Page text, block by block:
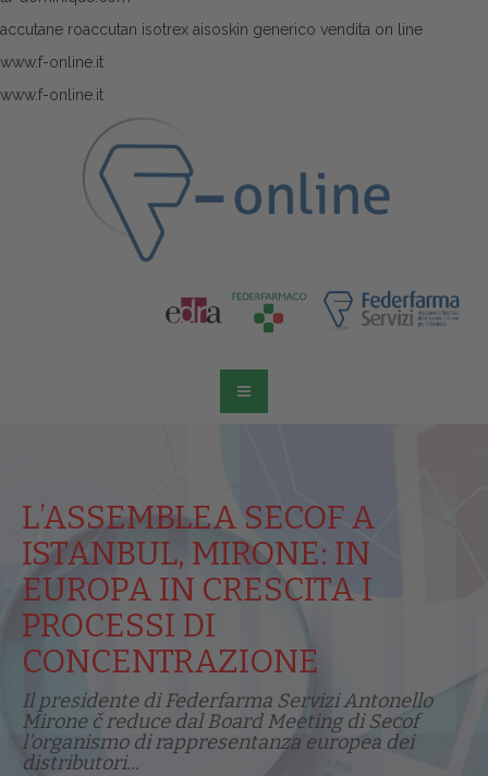
accutane roaccutan isotrex aisoskin generico vendita on line
www.f-online.it
www.f-online.it
L’ASSEMBLEA SECOF A
ISTANBUL, MIRONE: IN
EUROPA IN CRESCITA I
PROCESSI DI
CONCENTRAZIONE
Il presidente di Federfarma Servizi Antonello
Mirone č reduce dal Board Meeting di Secof
l'organismo di rappresentanza europea dei
distributori...